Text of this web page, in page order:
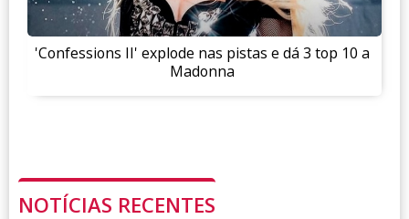
'Confessions II' explode nas pistas e dá 3 top 10 a
Madonna
NOTÍCIAS RECENTES